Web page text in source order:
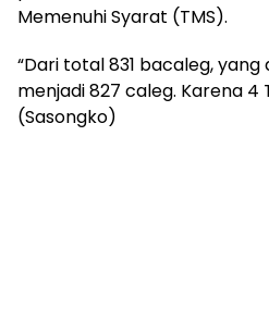
Memenuhi Syarat (TMS).
“Dari total 831 bacaleg,
menjadi 827 caleg. Karena 4
(Sasongko)